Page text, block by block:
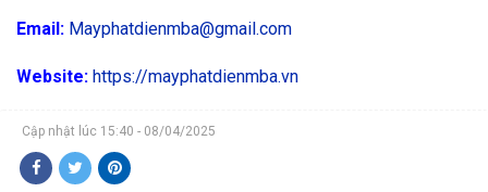
Email: Mayphatdienmba@gmail.com
Website: https://mayphatdienmba.vn
Cập nhật lúc 15:40 - 08/04/2025